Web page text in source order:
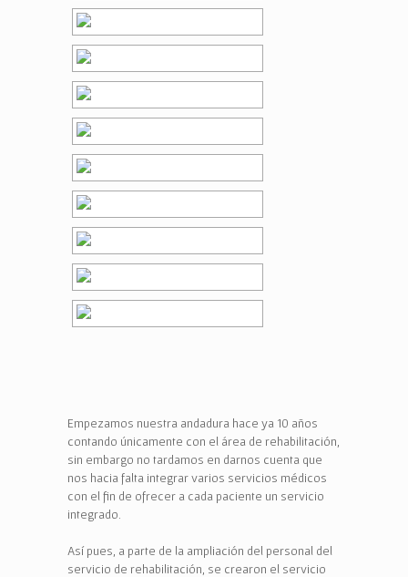
Empezamos nuestra andadura hace ya 10 años
contando únicamente con el área de rehabilitación,
sin embargo no tardamos en darnos cuenta que
nos hacia falta integrar varios servicios médicos
con el fin de ofrecer a cada paciente un servicio
integrado.
Así pues, a parte de la ampliación del personal del
servicio de rehabilitación, se crearon el servicio